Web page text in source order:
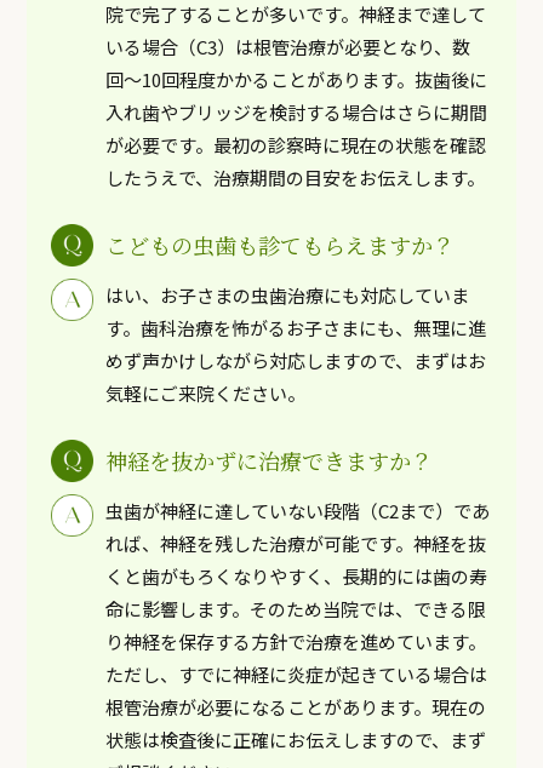
院で完了することが多いです。神経まで達して
いる場合（C3）は根管治療が必要となり、数
回〜10回程度かかることがあります。抜歯後に
入れ歯やブリッジを検討する場合はさらに期間
が必要です。最初の診察時に現在の状態を確認
したうえで、治療期間の目安をお伝えします。
こどもの虫歯も診てもらえますか？
はい、お子さまの虫歯治療にも対応していま
す。歯科治療を怖がるお子さまにも、無理に進
めず声かけしながら対応しますので、まずはお
気軽にご来院ください。
神経を抜かずに治療できますか？
虫歯が神経に達していない段階（C2まで）であ
れば、神経を残した治療が可能です。神経を抜
くと歯がもろくなりやすく、長期的には歯の寿
命に影響します。そのため当院では、できる限
り神経を保存する方針で治療を進めています。
ただし、すでに神経に炎症が起きている場合は
根管治療が必要になることがあります。現在の
状態は検査後に正確にお伝えしますので、まず